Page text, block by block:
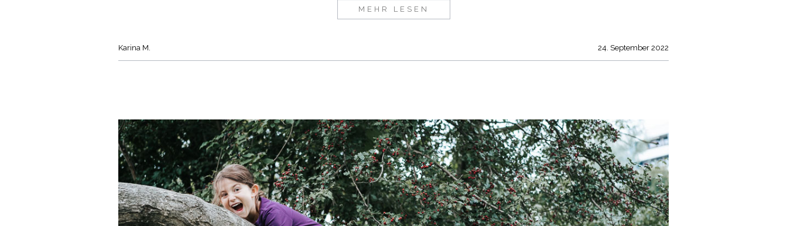
MEHR LESEN
Karina M. 24. September 2022